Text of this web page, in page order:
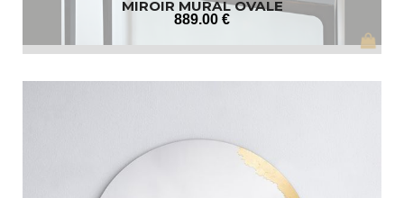
MIROIR MURAL OVALE
889.00 €